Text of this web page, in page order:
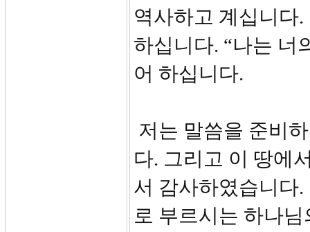
역사하고 계십니다
하십니다. “나는 너
어 하십니다.
저는 말씀을 준비
다. 그리고 이 땅에
서 감사하였습니다
로 부르시는 하나